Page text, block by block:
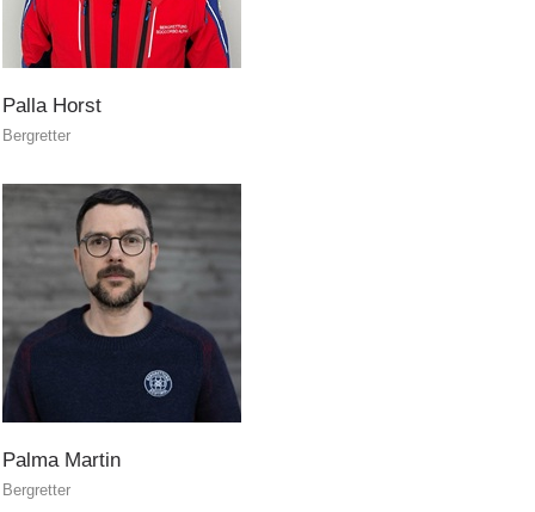
Palla Horst
Bergretter
Palma Martin
Bergretter